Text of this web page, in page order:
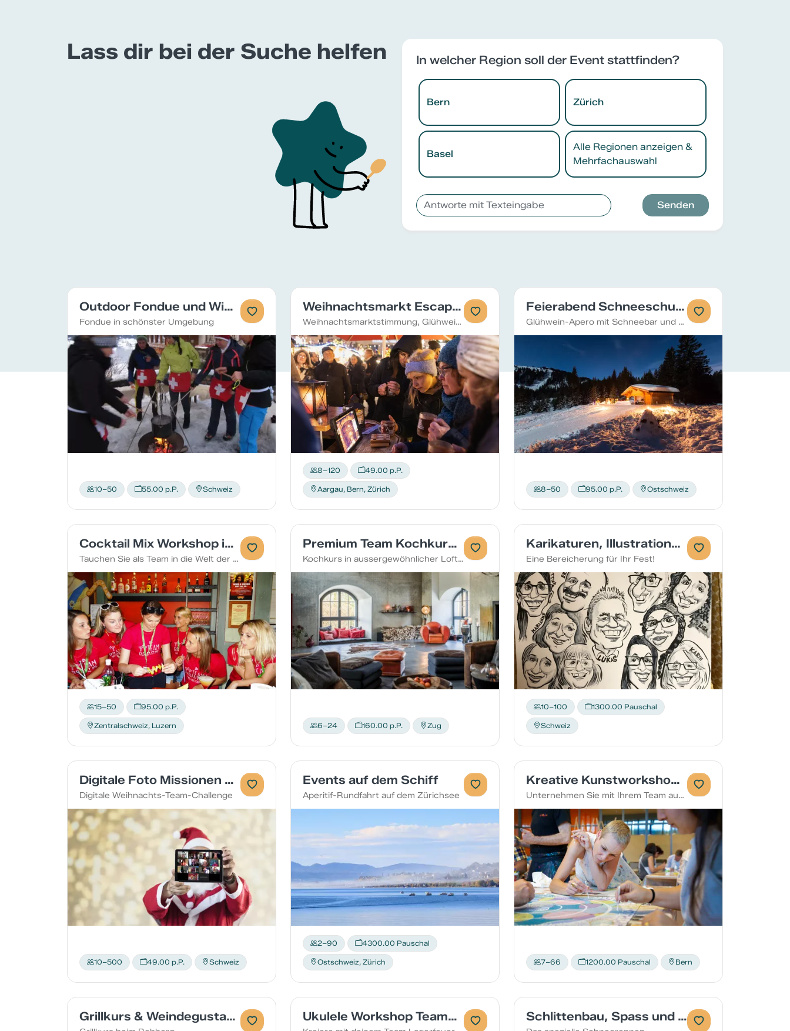
Lass dir bei der Suche helfen In welcher Region soll der Event stattfinden?
Bern Zürich
Basel
Alle Regionen anzeigen &
Mehrfachauswahl
Senden
Outdoor Fondue und Wintergames
Fondue in schönster Umgebung
10–50 55.00 p.P. Schweiz
Weihnachtsmarkt Escape Tour
Weihnachtsmarktstimmung, Glühwein, etwas Bewegung und dazu einen spannenden Fall lösen!
8–120 49.00 p.P.
Aargau, Bern, Zürich
Feierabend Schneeschuhtour Flumserberg
Glühwein-Apero mit Schneebar und Fackeln
8–50 95.00 p.P. Ostschweiz
Cocktail Mix Workshop im Kanton Luzern
Tauchen Sie als Team in die Welt der Cocktails ein
15–50 95.00 p.P.
Zentralschweiz, Luzern
Premium Team Kochkurs in Cham
Kochkurs in aussergewöhnlicher Loft Wohnung
6–24 160.00 p.P. Zug
Karikaturen, Illustrationen, Porträts
Eine Bereicherung für Ihr Fest!
10–100 1300.00 Pauschal
Schweiz
Digitale Foto Missionen X-Mas Edition
Digitale Weihnachts-Team-Challenge
10–500 49.00 p.P. Schweiz
Events auf dem Schiff
Aperitif-Rundfahrt auf dem Zürichsee
2–90 4300.00 Pauschal
Ostschweiz, Zürich
Kreative Kunstworkshops im Atelier
Unternehmen Sie mit Ihrem Team aussergewöhnliche Ausflüge in die Welt der Kunst
7–66 1200.00 Pauschal Bern
Grillkurs & Weindegustation Ukulele Workshop Teamevent Schlittenbau, Spass und Kreativität